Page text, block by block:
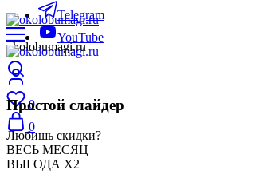
Telegram
YouTube
okolobumagi.ru
0
0
Простой слайдер
Любишь скидки?
ВЕСЬ МЕСЯЦ
ВЫГОДА Х2